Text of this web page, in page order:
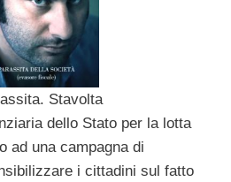
Stavolta
dello Stato per la lotta
ad una campagna di
i cittadini sul fatto